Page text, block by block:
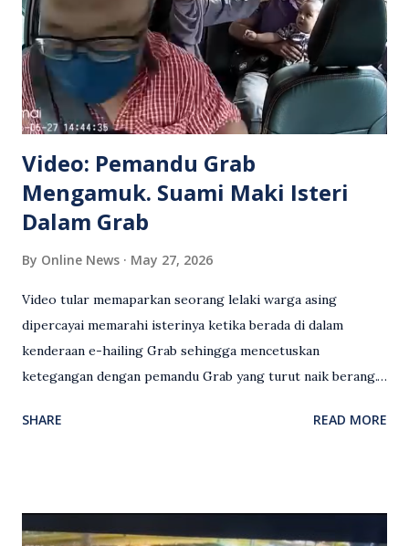
Video: Pemandu Grab
Mengamuk. Suami Maki Isteri
Dalam Grab
By Online News May 27, 2026
Video tular memaparkan seorang lelaki warga asing
dipercayai memarahi isterinya ketika berada di dalam
kenderaan e-hailing Grab sehingga mencetuskan
ketegangan dengan pemandu Grab yang turut naik berang.
antara seorang lelaki warga asing dengan pemandu Grab
Grab bertindak mempertahankan wanita terbabit sebelum
SHARE READ MORE